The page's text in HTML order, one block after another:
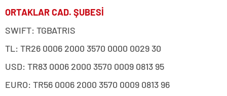
ORTAKLAR CAD. ŞUBESİ
SWIFT: TGBATRIS
TL: TR26 0006 2000 3570 0000 0029 30
USD: TR83 0006 2000 3570 0009 0813 95
EURO: TR56 0006 2000 3570 0009 0813 96